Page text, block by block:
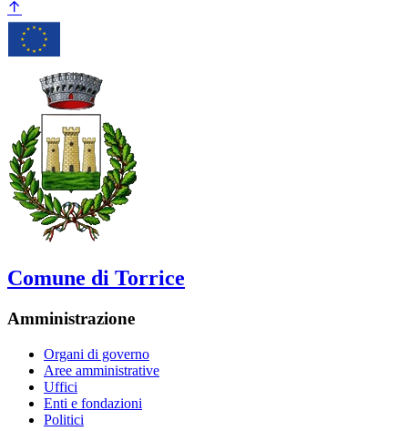
Comune di Torrice
Amministrazione
Organi di governo
Aree amministrative
Uffici
Enti e fondazioni
Politici